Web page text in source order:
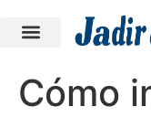
Cómo